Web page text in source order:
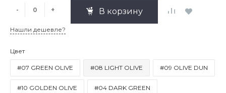
- + В корзину
Нашли дешевле?
Цвет
#07 GREEN OLIVE #08 LIGHT OLIVE #09 OLIVE DUN
#10 GOLDEN OLIVE #04 DARK GREEN